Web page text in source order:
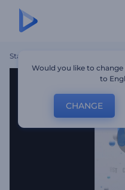
Startseite
Would you like to
to
CHANGE